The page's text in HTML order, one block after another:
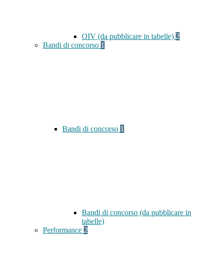
OIV (da pubblicare in tabelle) 2
Bandi di concorso 1
Bandi di concorso 1
Bandi di concorso (da pubblicare in
tabelle)
Performance 2